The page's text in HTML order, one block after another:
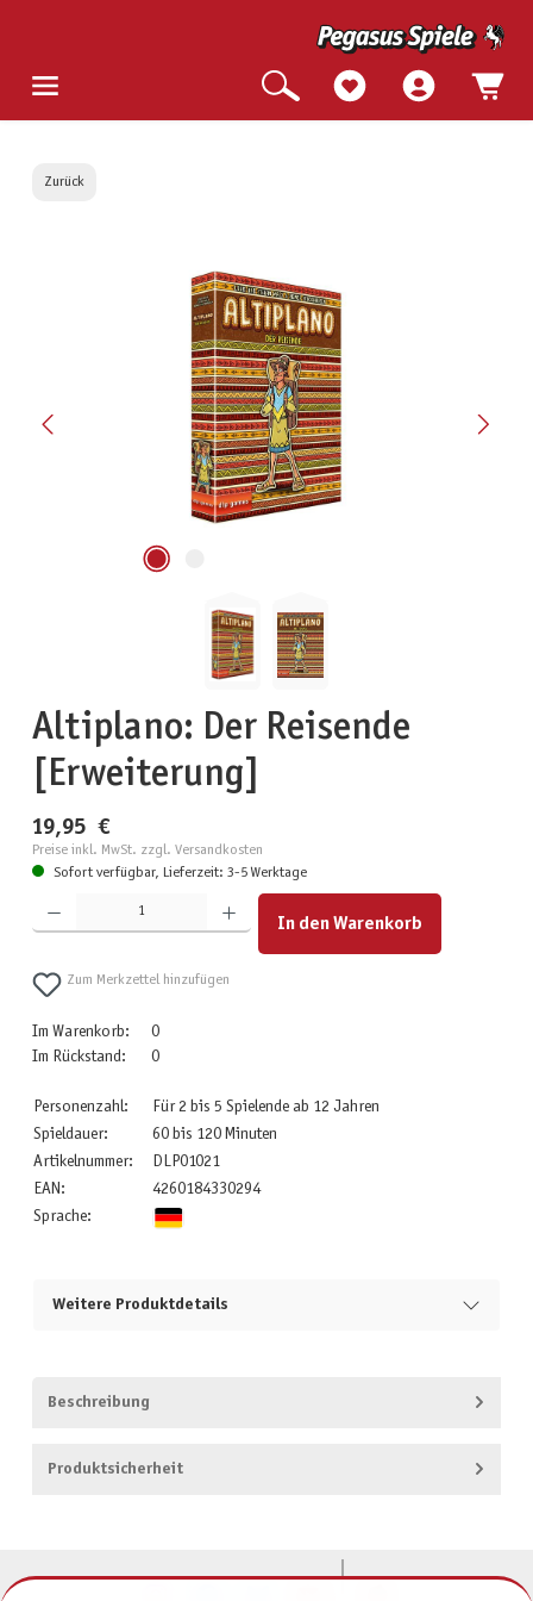
Zurück
Bildergalerie überspringen
Altiplano: Der Reisende
[Erweiterung]
19,95 €
Preise inkl. MwSt. zzgl. Versandkosten
Sofort verfügbar, Lieferzeit: 3-5 Werktage
Produkt Anzahl: Gib den gewünschten Wert ein oder benutze die Schaltflächen um die Anzahl zu
In den Warenkorb
Zum Merkzettel hinzufügen
Im Warenkorb:
0
Im Rückstand:
0
Personenzahl:
Für 2 bis 5 Spielende ab 12 Jahren
Spieldauer:
60 bis 120 Minuten
Artikelnummer:
DLP01021
EAN:
4260184330294
Sprache:
Weitere Produktdetails
Beschreibung
Produktsicherheit